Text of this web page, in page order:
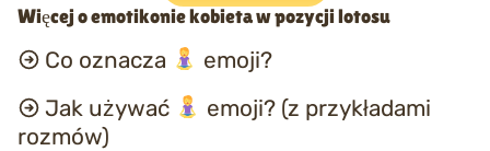
Więcej o emotikonie kobieta w pozycji lotosu
Co oznacza
emoji?
Jak używać
emoji? (z przykładami
rozmów)